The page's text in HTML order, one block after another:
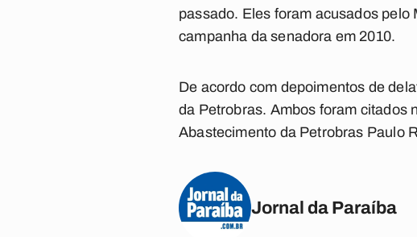
passado. Eles foram acusados pelo
campanha da senadora em 2010.
De acordo com depoimentos de
da Petrobras. Ambos foram citados
Abastecimento da Petrobras Paulo
Jornal da Paraíba